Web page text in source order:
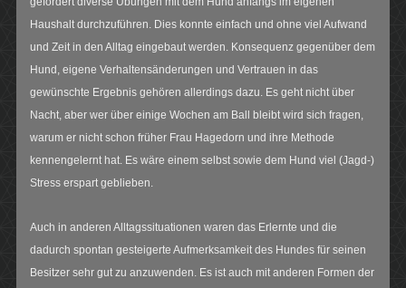
Haushalt durchzuführen. Dies konnte einfach und ohne viel Aufwand
und Zeit in den Alltag eingebaut werden. Konsequenz gegenüber dem
Hund, eigene Verhaltensänderungen und Vertrauen in das
gewünschte Ergebnis gehören allerdings dazu. Es geht nicht über
Nacht, aber wer über einige Wochen am Ball bleibt wird sich fragen,
warum er nicht schon früher Frau Hagedorn und ihre Methode
kennengelernt hat. Es wäre einem selbst sowie dem Hund viel (Jagd-)
Stress erspart geblieben.
Auch in anderen Alltagssituationen waren das Erlernte und die
dadurch spontan gesteigerte Aufmerksamkeit des Hundes für seinen
Besitzer sehr gut zu anzuwenden. Es ist auch mit anderen Formen der